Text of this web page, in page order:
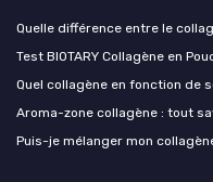
Quelle différence entre le
Test BIOTARY Collagène en
Quel collagène en fonction de
Aroma-zone collagène : tout
Puis-je mélanger mon